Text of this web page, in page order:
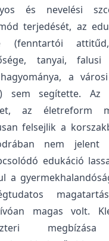
és nevelési
terjedését, az
(fenntartói
tanyai, falusi
a
sem segítette. Az
az életreform
felsejlik a
nem jelent
edukáció
a
magas volt.
megbízása